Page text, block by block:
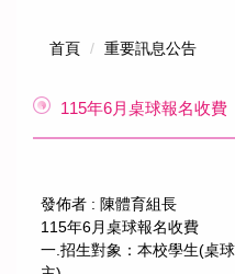
首頁 重要訊息公告
115年6月桌球報名收費
發佈者 : 陳體育組長
115年6月桌球報名收費
一.招生對象：本校學生(桌